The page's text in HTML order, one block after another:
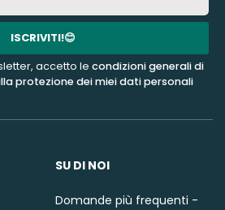
e-
mail
ISCRIVITI!😊
accetto le condizioni generali di
protezione dei miei dati personali
SU DI NOI
Domande più frequenti -